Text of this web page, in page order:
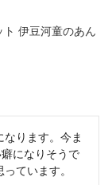
ト 伊豆河童のあん
ります。今ま
になりそうで
ています。